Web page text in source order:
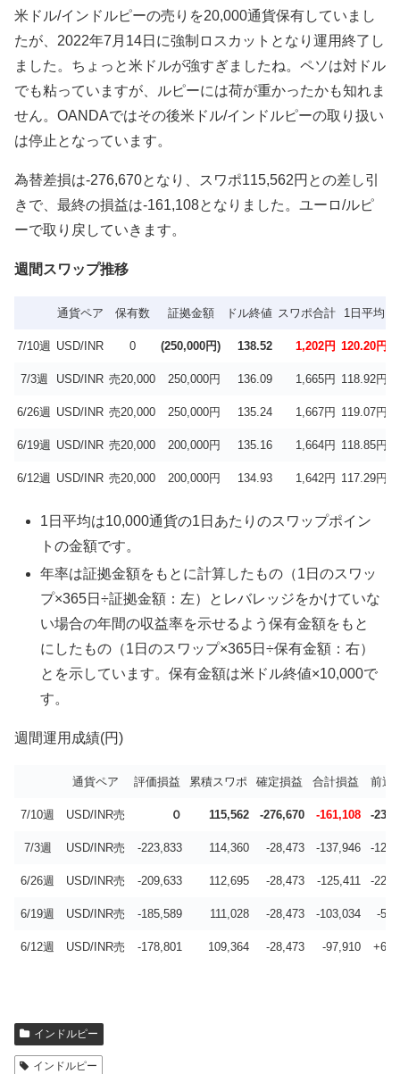
米ドル/インドルピーの売りを20,000通貨保有していまし
たが、2022年7月14日に強制ロスカットとなり運用終了し
ました。ちょっと米ドルが強すぎましたね。ペソは対ドル
でも粘っていますが、ルピーには荷が重かったかも知れま
せん。OANDAではその後米ドル/インドルピーの取り扱い
は停止となっています。
為替差損は-276,670となり、スワポ115,562円との差し引
きで、最終の損益は-161,108となりました。ユーロ/ルピ
ーで取り戻していきます。
週間スワップ推移
通貨ペア 保有数 証拠金額 ドル終値 スワポ合計 1日平均
7/10週 USD/INR 0 (250,000円) 138.52 1,202円 120.20円
7/3週 USD/INR 売20,000 250,000円 136.09 1,665円 118.92円
6/26週 USD/INR 売20,000 250,000円 135.24 1,667円 119.07円
6/19週 USD/INR 売20,000 200,000円 135.16 1,664円 118.85円
6/12週 USD/INR 売20,000 200,000円 134.93 1,642円 117.29円
1日平均は10,000通貨の1日あたりのスワップポイン
トの金額です。
年率は証拠金額をもとに計算したもの（1日のスワッ
プ×365日÷証拠金額：左）とレバレッジをかけていな
い場合の年間の収益率を示せるよう保有金額をもと
にしたもの（1日のスワップ×365日÷保有金額：右）
とを示しています。保有金額は米ドル終値×10,000で
す。
週間運用成績(円)
通貨ペア 評価損益 累積スワポ 確定損益 合計損益 前週
7/10週 USD/INR売 ０ 115,562 -276,670 -161,108 -
7/3週 USD/INR売 -223,833 114,360 -28,473 -137,946 -
6/26週 USD/INR売 -209,633 112,695 -28,473 -125,411 -
6/19週 USD/INR売 -185,589 111,028 -28,473 -103,034 -
6/12週 USD/INR売 -178,801 109,364 -28,473 -97,910
インドルピー
インドルピー